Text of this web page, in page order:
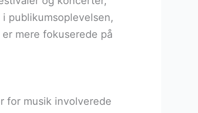
publikumsoplevelsen,
mere fokuserede på
for musik involverede